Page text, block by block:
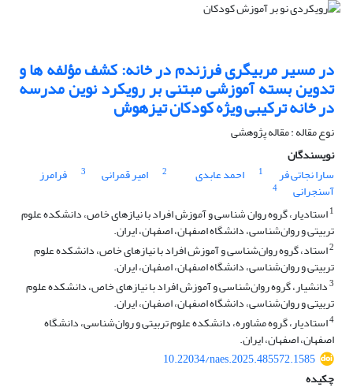
در مسیر مربیگری فرزندم در خانه: کشف مؤلفه ها و
تدوین بسته آموزشی مبتنی بر رویکرد نوین مدرسه
در خانه ترکیبی ویژه کودکان تیزهوش
نوع مقاله : مقاله پژوهشی
نویسندگان
سارا نجاتی فر
1 احمد عابدی 2 امیر قمرانی 3 فرامرز
آسنجرانی
4
1استادیار، گروه روان شناسی و آموزش افراد با نیاز‌های خاص، دانشکده علوم
تربیتی و روان‌شناسی، دانشگاه اصفهان، اصفهان، ایران.
2استاد، گروه روان‌شناسی و آموزش افراد با نیاز‌های خاص، دانشکده علوم
تربیتی و روان‌شناسی، دانشگاه اصفهان، اصفهان، ایران.
3دانشیار، گروه روان‌شناسی و آموزش افراد با نیاز‌های خاص، دانشکده علوم
تربیتی و روان‌شناسی، دانشگاه اصفهان، اصفهان، ایران.
4استادیار، گروه مشاوره، دانشکده علوم تربیتی و روان‌شناسی، دانشگاه
اصفهان، اصفهان، ایران.
10.22034/naes.2025.485572.1585
چکیده